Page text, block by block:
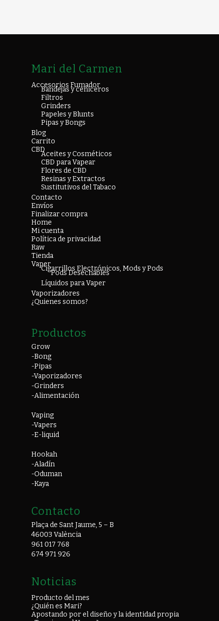
Mari del Carmen
Accesorios Fumador
Bandejas y ceniceros
Filtros
Grinders
Papeles y Blunts
Pipas y Bongs
Blog
Carrito
CBD
Aceites y Cosméticos
CBD para Vapear
Flores de CBD
Resinas y Extractos
Sustitutivos del Tabaco
Contacto
Envíos
Finalizar compra
Home
Mi cuenta
Política de privacidad
Raw
Tienda
Vaper
Cigarrillos Electrónicos, Mods y Pods
Pods Desechables
Líquidos para Vaper
Vaporizadores
¿Quienes somos?
Productos
Grow
-Bong
-Pipas
-Vaporizadores
-Grinders
-Alimentación
Vaping
-Vapers
-E-liquid
Hookah
-Aladín
-Oduman
-Kaya
Contacto
Plaça de Sant Jaume, 5 – B
46003 València
961 017 768
674 971 926
Noticias
Producto del mes
¿Quién es Mari?
Apostando por el diseño y la identidad propia